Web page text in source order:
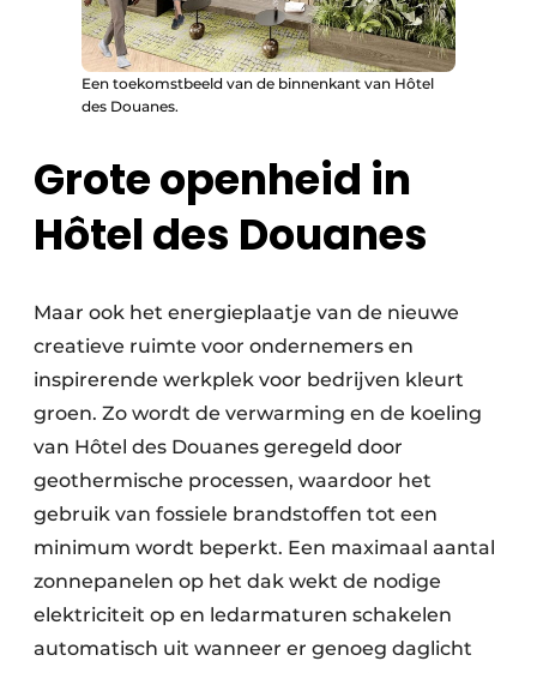
Een toekomstbeeld van de binnenkant van Hôtel
des Douanes.
Grote openheid in
Hôtel des Douanes
Maar ook het energieplaatje van de nieuwe
creatieve ruimte voor ondernemers en
inspirerende werkplek voor bedrijven kleurt
groen. Zo wordt de verwarming en de koeling
van Hôtel des Douanes geregeld door
geothermische processen, waardoor het
gebruik van fossiele brandstoffen tot een
minimum wordt beperkt. Een maximaal aantal
zonnepanelen op het dak wekt de nodige
elektriciteit op en ledarmaturen schakelen
automatisch uit wanneer er genoeg daglicht